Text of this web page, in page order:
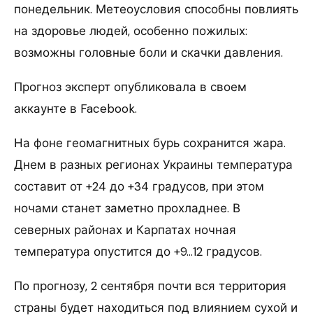
понедельник. Метеоусловия способны повлиять
на здоровье людей, особенно пожилых:
возможны головные боли и скачки давления.
Прогноз эксперт опубликовала в своем
аккаунте в Facebook.
На фоне геомагнитных бурь сохранится жара.
Днем в разных регионах Украины температура
составит от +24 до +34 градусов, при этом
ночами станет заметно прохладнее. В
северных районах и Карпатах ночная
температура опустится до +9…12 градусов.
По прогнозу, 2 сентября почти вся территория
страны будет находиться под влиянием сухой и